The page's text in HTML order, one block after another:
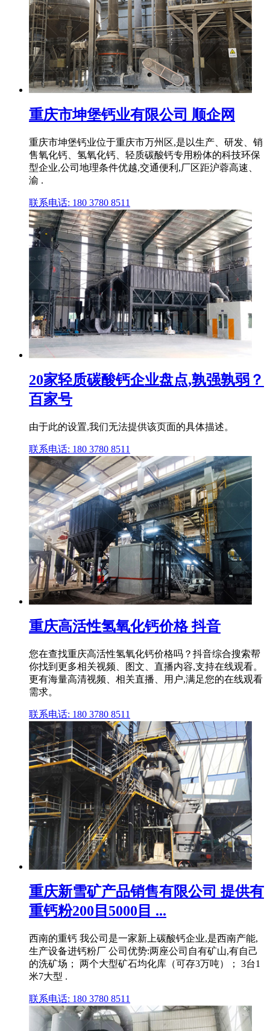
重庆市坤堡钙业有限公司 顺企网
重庆市坤堡钙业位于重庆市万州区,是以生产、研发、销
售氧化钙、氢氧化钙、轻质碳酸钙专用粉体的科技环保
型企业,公司地理条件优越,交通便利,厂区距沪蓉高速、
渝 .
联系电话: 180 3780 8511
20家轻质碳酸钙企业盘点,孰强孰弱？
百家号
由于此的设置,我们无法提供该页面的具体描述。
联系电话: 180 3780 8511
重庆高活性氢氧化钙价格 抖音
您在查找重庆高活性氢氧化钙价格吗？抖音综合搜索帮
你找到更多相关视频、图文、直播内容,支持在线观看。
更有海量高清视频、相关直播、用户,满足您的在线观看
需求。
联系电话: 180 3780 8511
重庆新雪矿产品销售有限公司 提供有
重钙粉200目5000目 ...
西南的重钙 我公司是一家新上碳酸钙企业,是西南产能,
生产设备进钙粉厂 公司优势:两座公司自有矿山,有自己
的洗矿场； 两个大型矿石均化库（可存3万吨）； 3台1
米7大型 .
联系电话: 180 3780 8511